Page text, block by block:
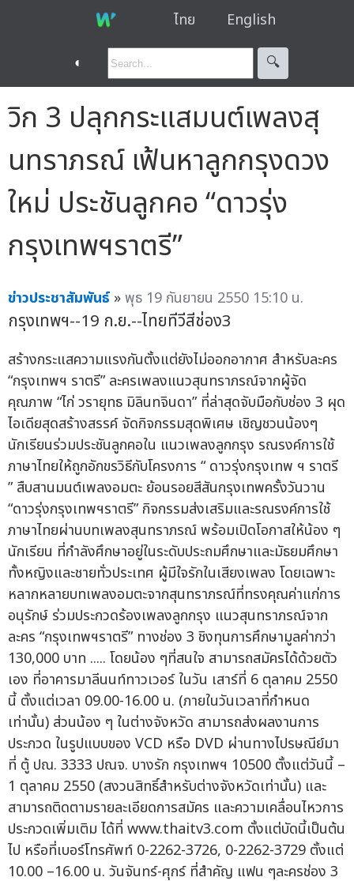
ไทย English
◐ 🔍︎
วิก 3 ปลุกกระแสมนต์เพลงสุ
นทราภรณ์ เฟ้นหาลูกกรุงดวง
ใหม่ ประชันลูกคอ “ดาวรุ่ง
กรุงเทพฯราตรี”
ข่าวประชาสัมพันธ์ »พุธ 19 กันยายน 2550 15:10 น.
กรุงเทพฯ--19 ก.ย.--ไทยทีวีสีช่อง3
สร้างกระแสความแรงกันตั้งแต่ยังไม่ออกอากาศ สำหรับละคร
“กรุงเทพฯ ราตรี” ละครเพลงแนวสุนทราภรณ์จากผู้จัด
คุณภาพ “ไก่ วรายุทธ มิลินทจินดา” ที่ล่าสุดจับมือกับช่อง 3 ผุด
ไอเดียสุดสร้างสรรค์ จัดกิจกรรมสุดพิเศษ เชิญชวนน้องๆ
นักเรียนร่วมประชันลูกคอใน แนวเพลงลูกกรุง รณรงค์การใช้
ภาษาไทยให้ถูกอักขรวิธีกับโครงการ “ ดาวรุ่งกรุงเทพ ฯ ราตรี
” สืบสานมนต์เพลงอมตะ ย้อนรอยสีสันกรุงเทพครั้งวันวาน
“ดาวรุ่งกรุงเทพฯราตรี” กิจกรรมส่งเสริมและรณรงค์การใช้
ภาษาไทยผ่านบทเพลงสุนทราภรณ์ พร้อมเปิดโอกาสให้น้อง ๆ
นักเรียน ที่กำลังศึกษาอยู่ในระดับประถมศึกษาและมัธยมศึกษา
ทั้งหญิงและชายทั่วประเทศ ผู้มีใจรักในเสียงเพลง โดยเฉพาะ
หลากหลายบทเพลงอมตะจากสุนทราภรณ์ที่ทรงคุณค่าแก่การ
อนุรักษ์ ร่วมประกวดร้องเพลงลูกกรุง แนวสุนทราภรณ์จาก
ละคร “กรุงเทพฯราตรี” ทางช่อง 3 ชิงทุนการศึกษามูลค่ากว่า
130,000 บาท ..... โดยน้อง ๆที่สนใจ สามารถสมัครได้ด้วยตัว
เอง ที่อาคารมาลีนนท์ทาวเวอร์ ในวัน เสาร์ที่ 6 ตุลาคม 2550
นี้ ตั้งแต่เวลา 09.00-16.00 น. (ภายในวันเวลาที่กำหนด
เท่านั้น) ส่วนน้อง ๆ ในต่างจังหวัด สามารถส่งผลงานการ
ประกวด ในรูปแบบของ VCD หรือ DVD ผ่านทางไปรษณีย์มา
ที่ ตู้ ปณ. 3333 ปณจ. บางรัก กรุงเทพฯ 10500 ตั้งแต่วันนี้ –
1 ตุลาคม 2550 (สงวนสิทธิ์สำหรับต่างจังหวัดเท่านั้น) และ
สามารถติดตามรายละเอียดการสมัคร และความเคลื่อนไหวการ
ประกวดเพิ่มเติม ได้ที่ www.thaitv3.com ตั้งแต่บัดนี้เป็นต้น
ไป หรือที่เบอร์โทรศัพท์ 0-2262-3726, 0-2262-3729 ตั้งแต่
10.00 –16.00 น. วันจันทร์-ศุกร์ ที่สำคัญ แฟน ๆละครช่อง 3